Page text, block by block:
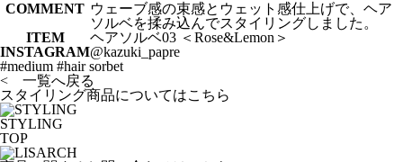
COMMENT ウェーブ感の束感とウェット感仕上げで、ヘア
ソルベを揉み込んでスタイリングしました。
ITEM
ヘアソルベ03 ＜Rose&Lemon＞
INSTAGRAM@kazuki_papre
#medium #hair sorbet
< 一覧へ戻る
スタイリング商品についてはこちら
STYLING
TOP